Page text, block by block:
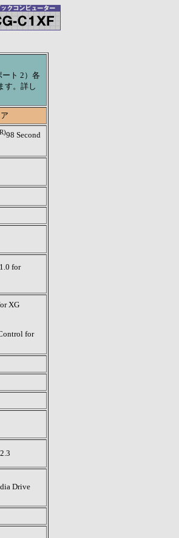
ト 2）各
す。詳し
98 Second
for
XG
for
Drive